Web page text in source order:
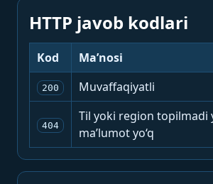
HTTP javob kodlari
Kod Ma’nosi
200 Muvaffaqiyatli
404
Til yoki region topilmadi
ma’lumot yo‘q